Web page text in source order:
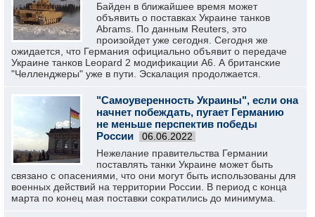
Байден в ближайшее время может
объявить о поставках Украине танков
Abrams. По данным Reuters, это
произойдет уже сегодня. Сегодня же
ожидается, что Германия официально объявит о передаче
Украине танков Leopard 2 модификации А6. А британские
"Челленджеры" уже в пути. Эскалация продолжается.
"Самоуверенность Украины", если она
начнет побеждать, пугает Германию
не меньше перспектив победы
России
06.06.2022
Нежелание правительства Германии
поставлять танки Украине может быть
связано с опасениями, что они могут быть использованы для
военных действий на территории России. В период с конца
марта по конец мая поставки сократились до минимума.